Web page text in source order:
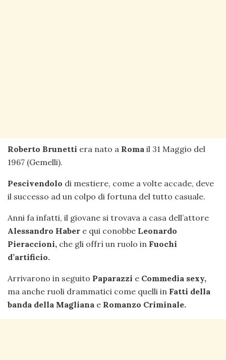
Roberto Brunetti era nato a Roma il 31 Maggio del
1967 (Gemelli).
Pescivendolo di mestiere, come a volte accade, deve
il successo ad un colpo di fortuna del tutto casuale.
Anni fa infatti, il giovane si trovava a casa dell’attore
Alessandro Haber e qui conobbe Leonardo
Pieraccioni, che gli offrì un ruolo in Fuochi
d’artificio.
Arrivarono in seguito Paparazzi e Commedia sexy,
ma anche ruoli drammatici come quelli in Fatti della
banda della Magliana e Romanzo Criminale.